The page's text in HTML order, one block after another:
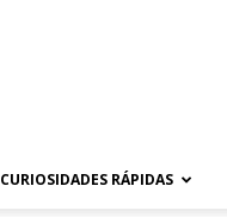
CURIOSIDADES RÁPIDAS